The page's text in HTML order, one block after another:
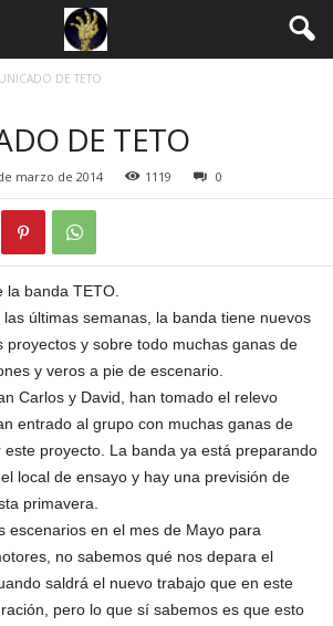
DE TETO
DE TETO
marzo de 2014 1119 0
la banda TETO.
últimas semanas, la banda tiene nuevos
proyectos y sobre todo muchas ganas de
y veros a pie de escenario.
Carlos y David, han tomado el relevo
entrado al grupo con muchas ganas de
proyecto. La banda ya está preparando
local de ensayo y hay una previsión de
primavera.
escenarios en el mes de Mayo para
no sabemos qué nos depara el
saldrá el nuevo trabajo que en este
pero lo que sí sabemos es que esto